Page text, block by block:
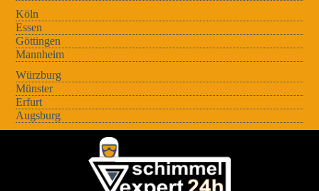
Köln
Essen
Göttingen
Mannheim
Würzburg
Münster
Erfurt
Augsburg